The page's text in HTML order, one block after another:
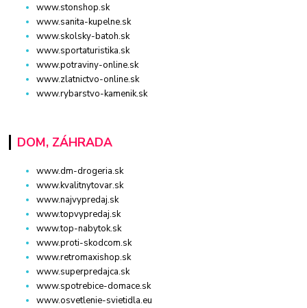
www.stonshop.sk
www.sanita-kupelne.sk
www.skolsky-batoh.sk
www.sportaturistika.sk
www.potraviny-online.sk
www.zlatnictvo-online.sk
www.rybarstvo-kamenik.sk
DOM, ZÁHRADA
www.dm-drogeria.sk
www.kvalitnytovar.sk
www.najvypredaj.sk
www.topvypredaj.sk
www.top-nabytok.sk
www.proti-skodcom.sk
www.retromaxishop.sk
www.superpredajca.sk
www.spotrebice-domace.sk
www.osvetlenie-svietidla.eu